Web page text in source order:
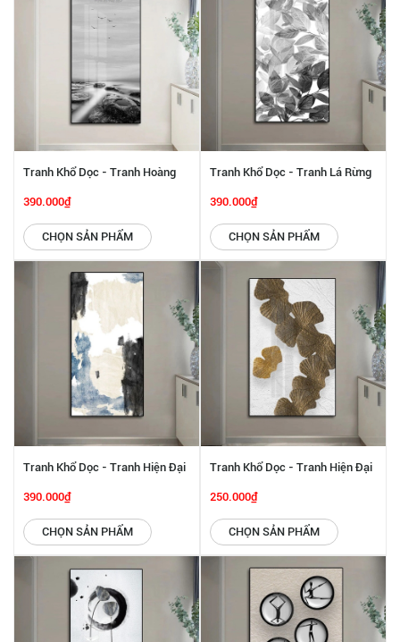
Tranh Khổ Dọc - Tranh Hoàng
Hôn Trên Biển SGP 3132222
390.000₫
CHỌN SẢN PHẨM
Tranh Khổ Dọc - Tranh Lá Rừng
Hiện Đại SGP 2532229
390.000₫
CHỌN SẢN PHẨM
Tranh Khổ Dọc - Tranh Hiện Đại
SGP 2532222
390.000₫
CHỌN SẢN PHẨM
Tranh Khổ Dọc - Tranh Hiện Đại
SGP 2532212
250.000₫
CHỌN SẢN PHẨM